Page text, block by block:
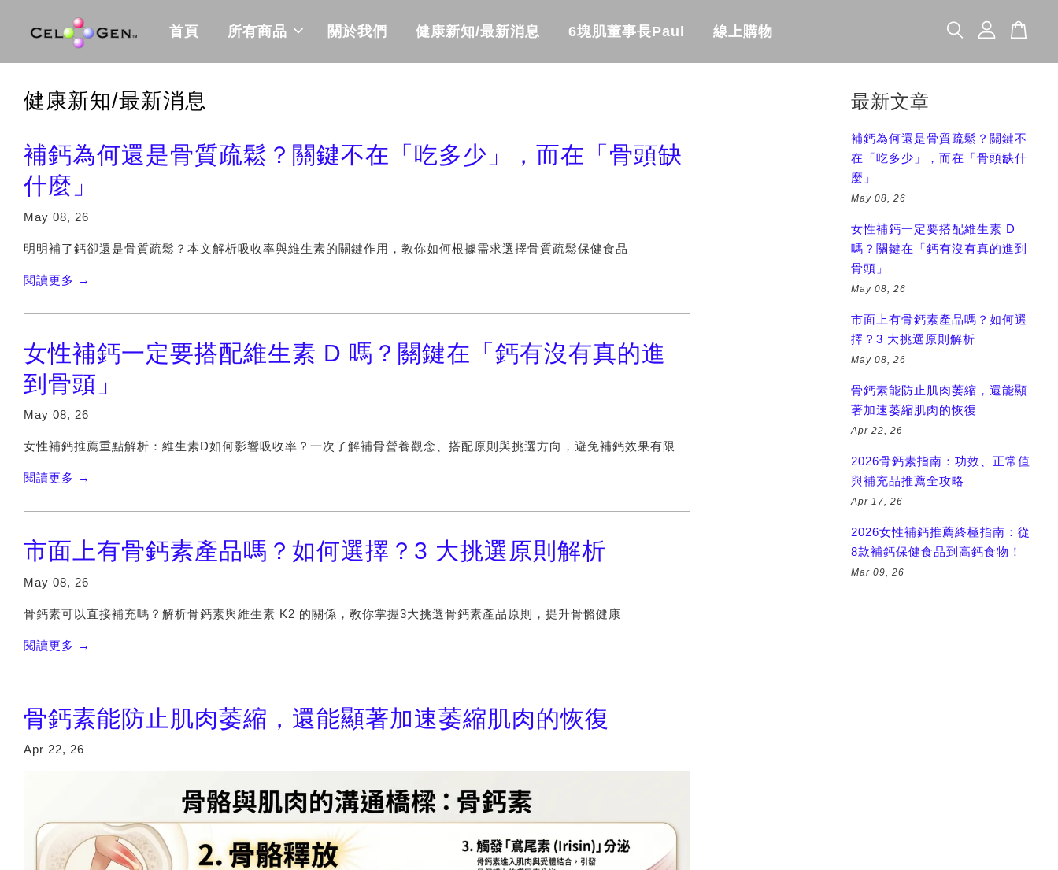
首頁 所有商品 關於我們 健康新知/最新消息 6塊肌董事長Paul 線上購物
健康新知/最新消息
補鈣為何還是骨質疏鬆？關鍵不在「吃多少」，而在「骨頭缺
什麼」
May 08, 26
明明補了鈣卻還是骨質疏鬆？本文解析吸收率與維生素的關鍵作用，教你如何根據需求選擇骨質疏鬆保健食品
閱讀更多 →
女性補鈣一定要搭配維生素 D 嗎？關鍵在「鈣有沒有真的進
到骨頭」
May 08, 26
女性補鈣推薦重點解析：維生素D如何影響吸收率？一次了解補骨營養觀念、搭配原則與挑選方向，避免補鈣效果有限
閱讀更多 →
市面上有骨鈣素產品嗎？如何選擇？3 大挑選原則解析
May 08, 26
骨鈣素可以直接補充嗎？解析骨鈣素與維生素 K2 的關係，教你掌握3大挑選骨鈣素產品原則，提升骨骼健康
閱讀更多 →
骨鈣素能防止肌肉萎縮，還能顯著加速萎縮肌肉的恢復
Apr 22, 26
最新文章
補鈣為何還是骨質疏鬆？關鍵不
在「吃多少」，而在「骨頭缺什
麼」
May 08, 26
女性補鈣一定要搭配維生素 D
嗎？關鍵在「鈣有沒有真的進到
骨頭」
May 08, 26
市面上有骨鈣素產品嗎？如何選
擇？3 大挑選原則解析
May 08, 26
骨鈣素能防止肌肉萎縮，還能顯
著加速萎縮肌肉的恢復
Apr 22, 26
2026骨鈣素指南：功效、正常值
與補充品推薦全攻略
Apr 17, 26
2026女性補鈣推薦終極指南：從
8款補鈣保健食品到高鈣食物！
Mar 09, 26